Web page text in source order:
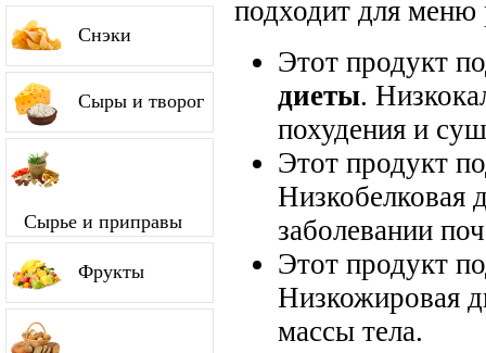
Снэки
Сыры и творог
Сырье и приправы
Фрукты
подходит для меню
Этот продукт
диеты.
похудения и
Этот продукт
Низкобелковая
заболевании
Этот продукт
Низкожировая
массы тела.